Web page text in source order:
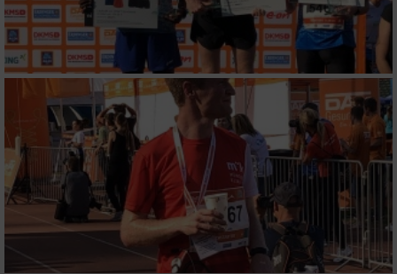
Funktional
Werbung